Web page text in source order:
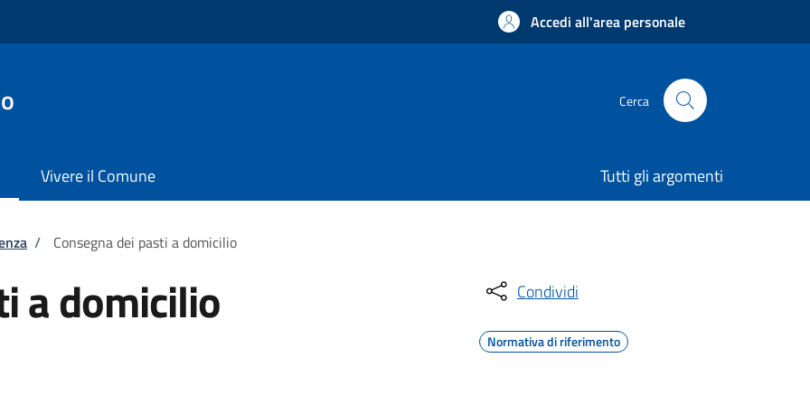
Accedi all'area personale
Cerca
Vivere il Comune Tutti gli argomenti
/ Consegna dei pasti a domicilio
a domicilio Condividi
Normativa di riferimento